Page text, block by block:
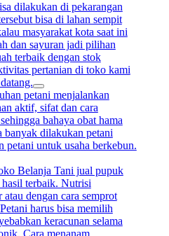
dilakukan di pekarangan
bisa di lahan sempit
masyarakat kota saat ini
dan sayuran jadi pilihan
terbaik dengan stok
pertanian di toko kami
petani menjalankan
aktif, sifat dan cara
bahaya obat hama
banyak dilakukan petani
untuk usaha berkebun.
Belanja Tani jual pupuk
terbaik. Nutrisi
dengan cara semprot
harus bisa memilih
keracunan selama
Cara menanam